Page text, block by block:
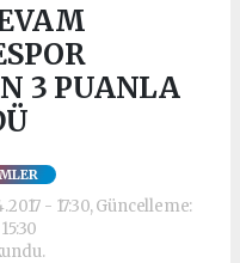
3 PUANLA
- 17:30, Güncelleme: